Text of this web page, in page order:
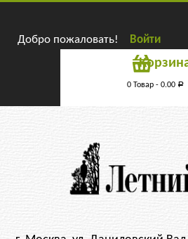
Добро пожаловать! Войти
0 Товар - 0.00 Р